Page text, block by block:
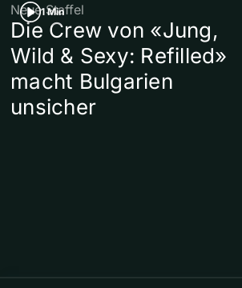
1 Min
Neue Staffel
Die Crew von «Jung,
Wild & Sexy: Refilled»
macht Bulgarien
unsicher